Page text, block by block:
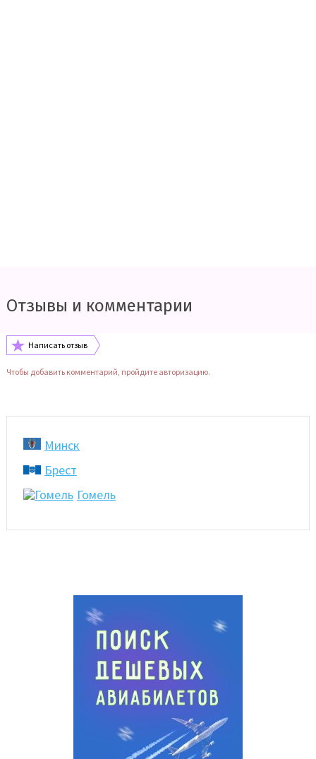
Отзывы и комментарии
Написать отзыв
Чтобы добавить комментарий, пройдите авторизацию.
Минск
Брест
Гомель